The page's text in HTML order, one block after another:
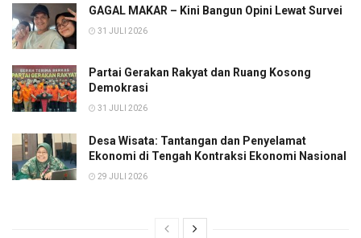
GAGAL MAKAR – Kini Bangun Opini Lewat Survei
31 JULI 2026
Partai Gerakan Rakyat dan Ruang Kosong
Demokrasi
31 JULI 2026
Desa Wisata: Tantangan dan Penyelamat
Ekonomi di Tengah Kontraksi Ekonomi Nasional
29 JULI 2026